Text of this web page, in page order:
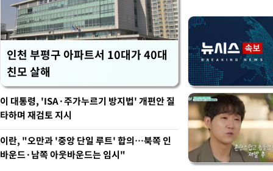
인천 부평구 아파트서 10대가 40대
친모 살해
이 대통령, 'ISA·주가누르기 방지법' 개편안 질
타하며 재검토 지시
이란, "오만과 '중앙 단일 루트' 합의…북쪽 인
바운드·남쪽 아웃바운드는 임시"